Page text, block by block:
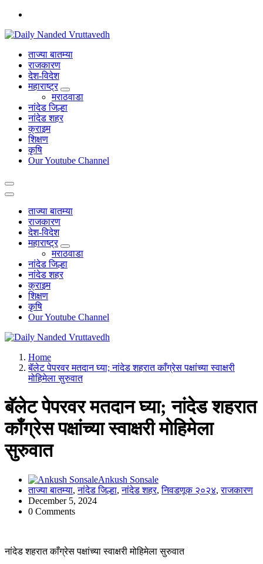
Skip
content
leading news portal of Nanded
ताज्या बातम्या
राजकारण
देश-विदेश
महाराष्ट्र
मराठवाडा
नांदेड जिल्हा
नांदेड शहर
क्राइम
शिक्षण
कृषि
Our Youtube Channel
ताज्या बातम्या
राजकारण
देश-विदेश
महाराष्ट्र
मराठवाडा
नांदेड जिल्हा
नांदेड शहर
क्राइम
शिक्षण
कृषि
Our Youtube Channel
leading news portal of Nanded
Home
बॅलेट पेपरवर मतदान घ्या; नांदेड शहरात काँग्रेस पक्षांच्या स्वाक्षरी
मोहिमेला सुरुवात
बॅलेट पेपरवर मतदान घ्या; नांदेड शहरात
काँग्रेस पक्षांच्या स्वाक्षरी मोहिमेला
सुरुवात
Ankush Sonsale
ताज्या बातम्या,नांदेड जिल्हा,नांदेड शहर,निवडणूक २०२४,राजकारण
December 5, 2024
0 Comments
नांदेड शहरात काँग्रेस पक्षांच्या स्वाक्षरी मोहिमेला सुरुवात